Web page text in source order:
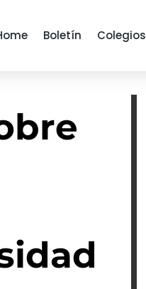
Boletín Colegios